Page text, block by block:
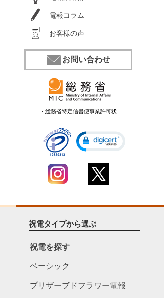
電報コラム
お客様の声
お問い合わせ
・総務省特定信書便事業許可状
祝電タイプから選ぶ
祝電を探す
ベーシック
プリザーブドフラワー電報